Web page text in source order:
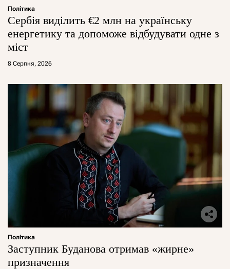
Політика
Сербія виділить €2 млн на українську
енергетику та допоможе відбудувати одне з
міст
8 Серпня, 2026
Політика
Заступник Буданова отримав «жирне»
призначення